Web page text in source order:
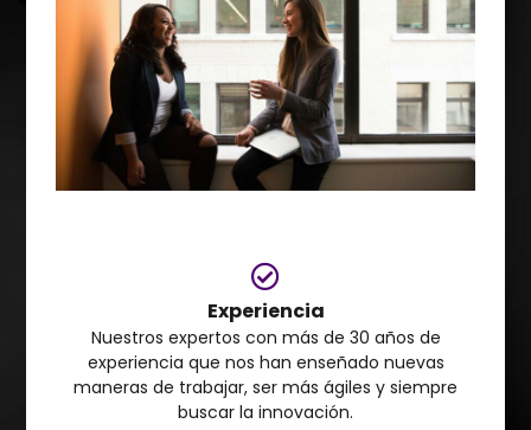
Experiencia
Nuestros expertos con más de 30 años de
experiencia que nos han enseñado nuevas
maneras de trabajar, ser más ágiles y siempre
buscar la innovación.